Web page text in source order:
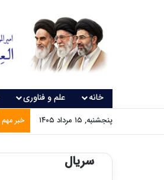
خانه علم و فناوری
پنجشنبه, ۱۵ مرداد ۱۴۰۵ خبر مهم
سریال